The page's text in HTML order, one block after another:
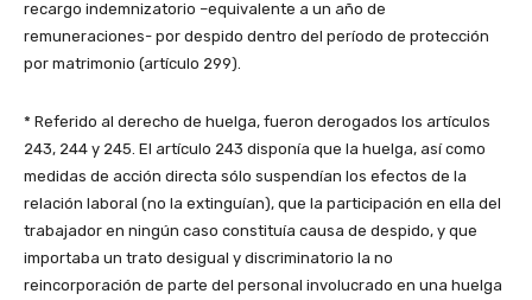
recargo indemnizatorio –equivalente a un año de
remuneraciones- por despido dentro del período de protección
por matrimonio (artículo 299).
* Referido al derecho de huelga, fueron derogados los artículos
243, 244 y 245. El artículo 243 disponía que la huelga, así como
medidas de acción directa sólo suspendían los efectos de la
relación laboral (no la extinguían), que la participación en ella del
trabajador en ningún caso constituía causa de despido, y que
importaba un trato desigual y discriminatorio la no
reincorporación de parte del personal involucrado en una huelga